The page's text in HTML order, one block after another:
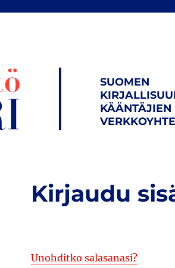
SUOMEN
KÄÄNTÄJIEN
Kirjaudu
Unohditko salasanasi?